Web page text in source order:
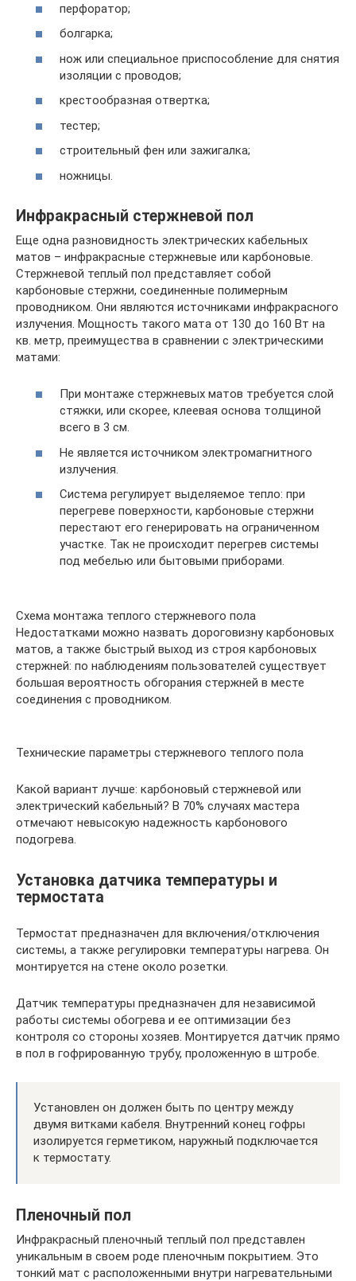
перфоратор;
болгарка;
нож или специальное приспособление для снятия
изоляции с проводов;
крестообразная отвертка;
тестер;
строительный фен или зажигалка;
ножницы.
Инфракрасный стержневой пол
Еще одна разновидность электрических кабельных
матов – инфракрасные стержневые или карбоновые.
Стержневой теплый пол представляет собой
карбоновые стержни, соединенные полимерным
проводником. Они являются источниками инфракрасного
излучения. Мощность такого мата от 130 до 160 Вт на
кв. метр, преимущества в сравнении с электрическими
матами:
При монтаже стержневых матов требуется слой
стяжки, или скорее, клеевая основа толщиной
всего в 3 см.
Не является источником электромагнитного
излучения.
Система регулирует выделяемое тепло: при
перегреве поверхности, карбоновые стержни
перестают его генерировать на ограниченном
участке. Так не происходит перегрев системы
под мебелью или бытовыми приборами.
Схема монтажа теплого стержневого пола
Недостатками можно назвать дороговизну карбоновых
матов, а также быстрый выход из строя карбоновых
стержней: по наблюдениям пользователей существует
большая вероятность обгорания стержней в месте
соединения с проводником.
Технические параметры стержневого теплого пола
Какой вариант лучше: карбоновый стержневой или
электрический кабельный? В 70% случаях мастера
отмечают невысокую надежность карбонового
подогрева.
Установка датчика температуры и
термостата
Термостат предназначен для включения/отключения
системы, а также регулировки температуры нагрева. Он
монтируется на стене около розетки.
Датчик температуры предназначен для независимой
работы системы обогрева и ее оптимизации без
контроля со стороны хозяев. Монтируется датчик прямо
в пол в гофрированную трубу, проложенную в штробе.
Установлен он должен быть по центру между
двумя витками кабеля. Внутренний конец гофры
изолируется герметиком, наружный подключается
к термостату.
Пленочный пол
Инфракрасный пленочный теплый пол представлен
уникальным в своем роде пленочным покрытием. Это
тонкий мат с расположенными внутри нагревательными